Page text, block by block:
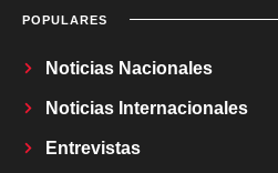
POPULARES
Noticias Nacionales
Noticias Internacionales
Entrevistas